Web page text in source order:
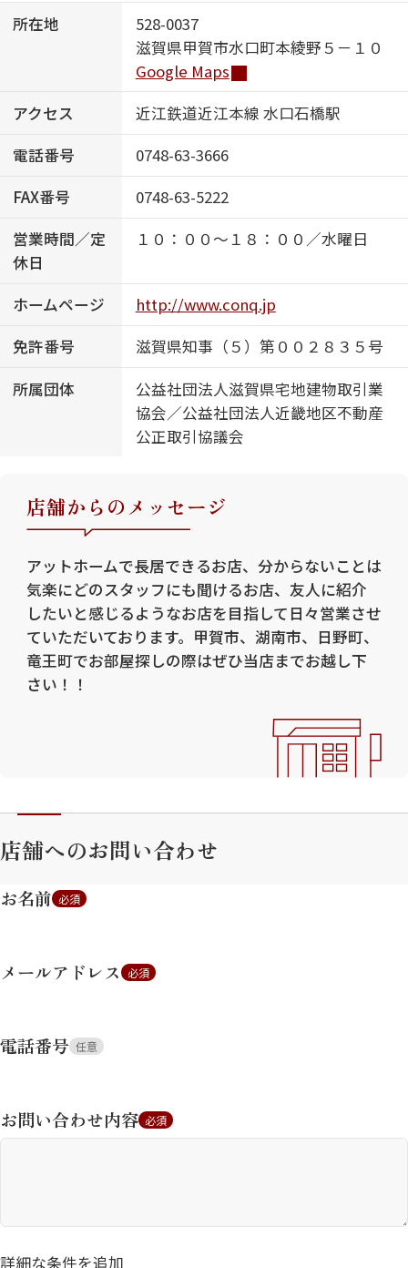
シャーメゾンショップを探す
シャーメゾンライフサポート
自立型サービス付き・シニア向け
お問い合わせ・よくある質問
シャーメゾンライフ CLUB
らくらくパートナー
シャーメゾンライフ GUARD
所在地
528-0037
滋賀県甲賀市水口町本綾野５－１０
Google Maps
アクセス
近江鉄道近江本線 水口石橋駅
電話番号
0748-63-3666
FAX番号
0748-63-5222
営業時間／定
休日
１０：００～１８：００／水曜日
ホームページ
http://www.conq.jp
免許番号
滋賀県知事（５）第００２８３５号
所属団体
公益社団法人滋賀県宅地建物取引業
協会／公益社団法人近畿地区不動産
公正取引協議会
店舗からのメッセージ
アットホームで長居できるお店、分からないことは
気楽にどのスタッフにも聞けるお店、友人に紹介
したいと感じるようなお店を目指して日々営業させ
ていただいております。甲賀市、湖南市、日野町、
竜王町でお部屋探しの際はぜひ当店までお越し下
さい！！
店舗へのお問い合わせ
お名前 必須
メールアドレス 必須
電話番号 任意
お問い合わせ内容 必須
詳細な条件を追加